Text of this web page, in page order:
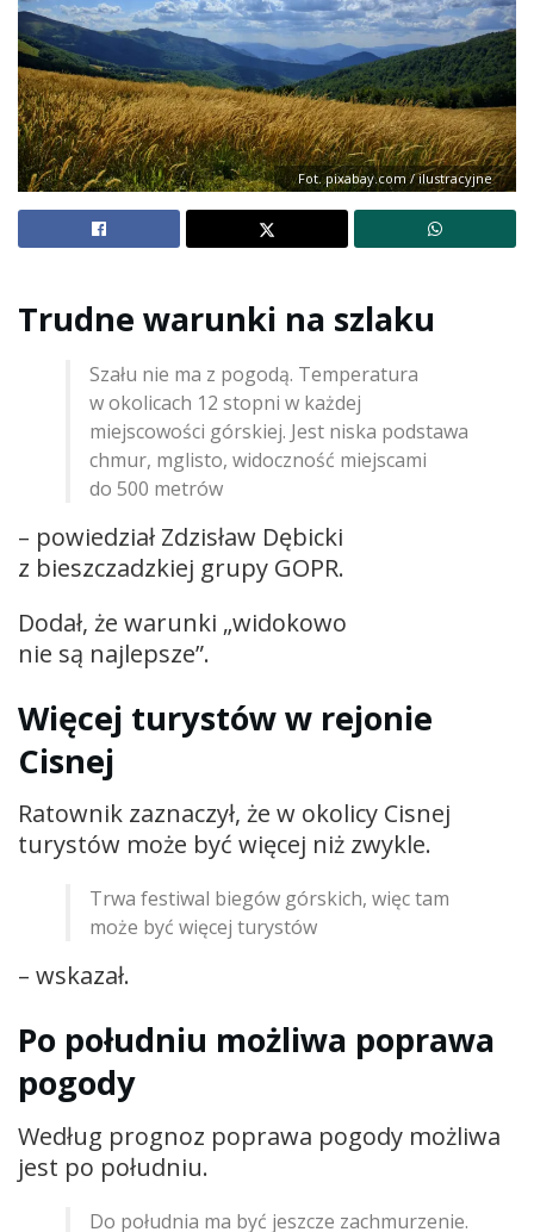
Fot. pixabay.com / ilustracyjne
Trudne warunki na szlaku
Szału nie ma z pogodą. Temperatura
w okolicach 12 stopni w każdej
miejscowości górskiej. Jest niska podstawa
chmur, mglisto, widoczność miejscami
do 500 metrów
– powiedział Zdzisław Dębicki
z bieszczadzkiej grupy GOPR.
Dodał, że warunki „widokowo
nie są najlepsze”.
Więcej turystów w rejonie
Cisnej
Ratownik zaznaczył, że w okolicy Cisnej
turystów może być więcej niż zwykle.
Trwa festiwal biegów górskich, więc tam
może być więcej turystów
– wskazał.
Po południu możliwa poprawa
pogody
Według prognoz poprawa pogody możliwa
jest po południu.
Do południa ma być jeszcze zachmurzenie.